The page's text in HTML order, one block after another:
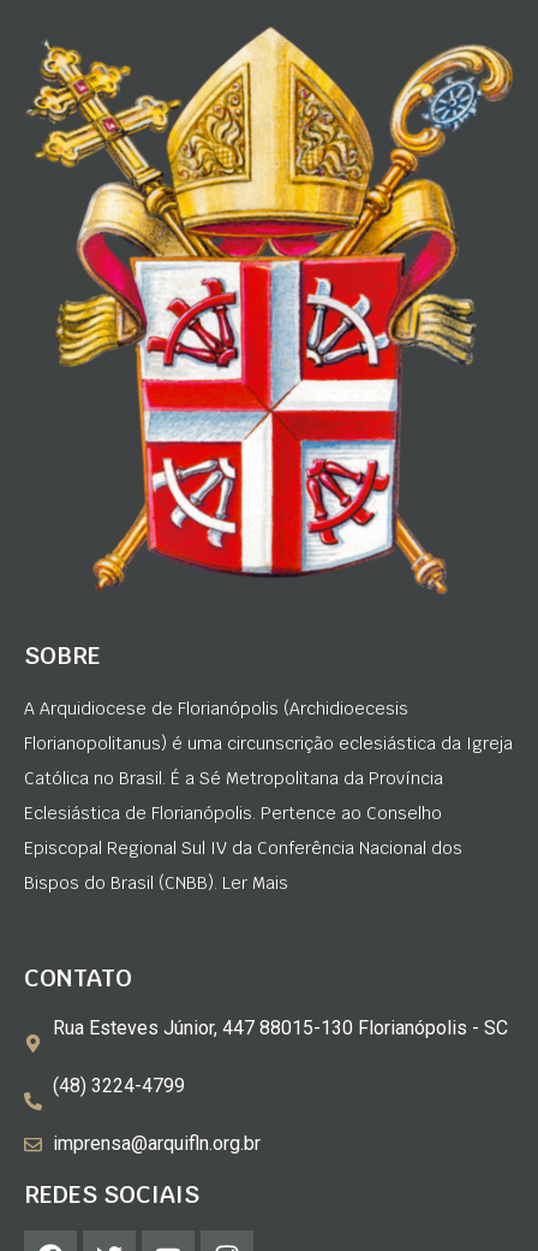
SOBRE
A Arquidiocese de Florianópolis (Archidioecesis
Florianopolitanus) é uma circunscrição eclesiástica da Igreja
Católica no Brasil. É a Sé Metropolitana da Província
Eclesiástica de Florianópolis. Pertence ao Conselho
Episcopal Regional Sul IV da Conferência Nacional dos
Bispos do Brasil (CNBB). Ler Mais
CONTATO
Rua Esteves Júnior, 447 88015-130 Florianópolis - SC
(48) 3224-4799
imprensa@arquifln.org.br
REDES SOCIAIS